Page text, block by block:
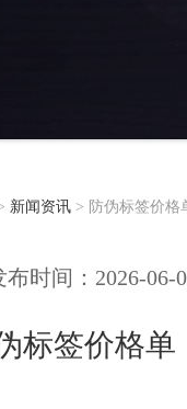
新闻资讯 > 防伪标签价格
布时间：2026-06-
标签价格